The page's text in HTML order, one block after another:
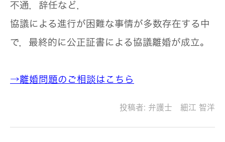
不通，辞任など，
協議による進行が困難な事情が多数存在する中
で，最終的に公正証書による協議離婚が成立。
→離婚問題のご相談はこちら
投稿者: 弁護士 細江 智洋